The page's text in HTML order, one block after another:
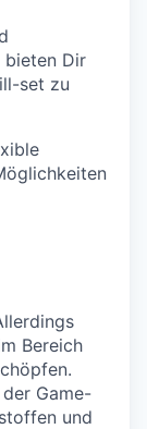
bieten Dir
set zu
Bereich
Game-
und